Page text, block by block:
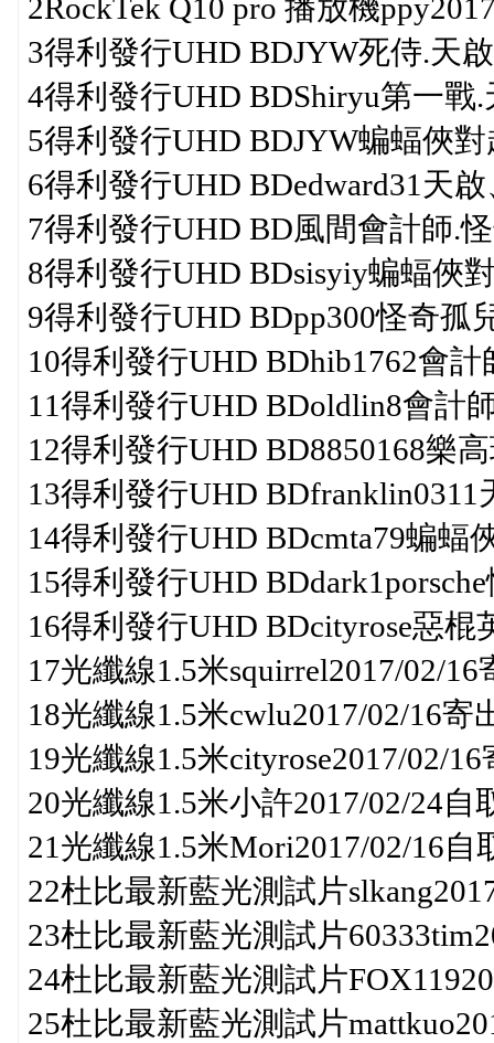
2RockTek Q10 pro 播放機
3得利發行UHD BDJYW死侍.天
4得利發行UHD BDShiryu第一戰
5得利發行UHD BDJYW蝙蝠俠
6得利發行UHD BDedward31天
7得利發行UHD BD風間會計師.
8得利發行UHD BDsisyiy蝙蝠俠
9得利發行UHD BDpp300怪奇孤
10得利發行UHD BDhib1762會計
11得利發行UHD BDoldlin8會計
12得利發行UHD BD8850168樂
13得利發行UHD BDfranklin0311
14得利發行UHD BDcmta79蝙蝠
15得利發行UHD
16得利發行UHD BDcityrose惡棍
17光纖線1.5米squirrel2017/02/16
18光纖線1.5米cwlu2017/02/16寄
19光纖線1.5米cityrose2017/02/16
20光纖線1.5米小許2017/02/24自
21光纖線1.5米Mori2017/02/16自
22杜比最新藍光測試片
23杜比最新藍光測試片
24杜比最新藍光測試片
25杜比最新藍光測試片